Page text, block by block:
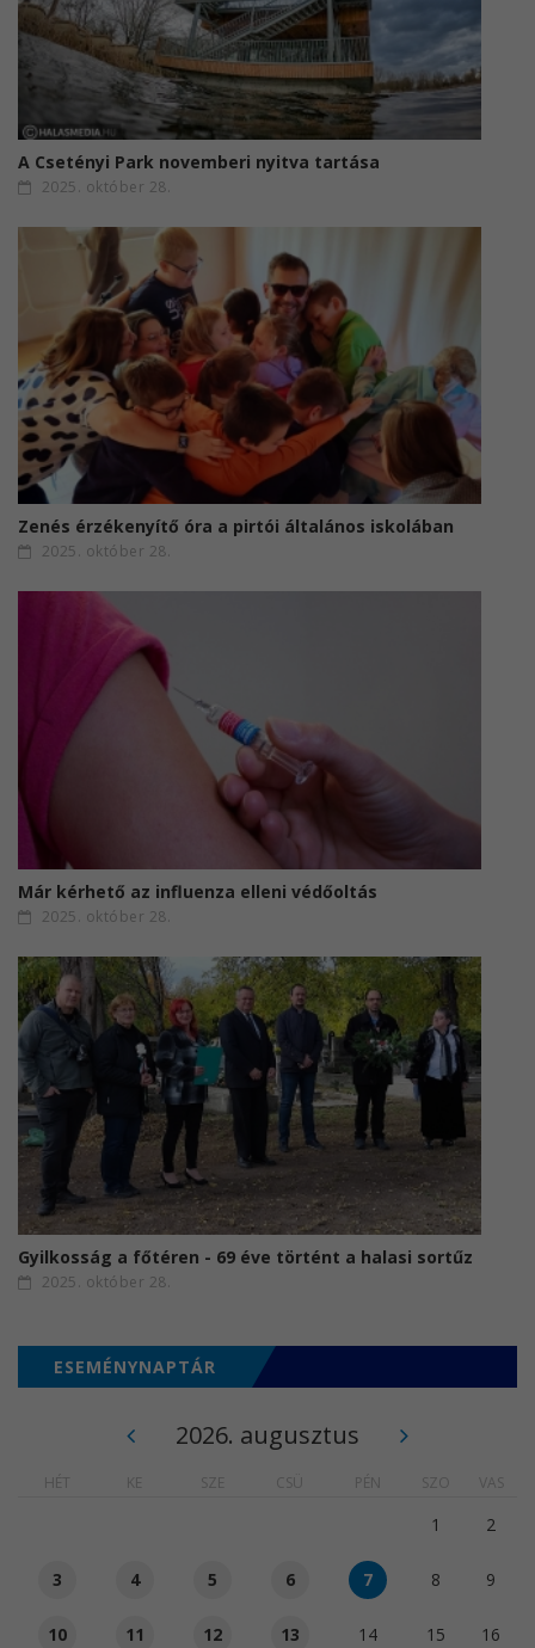
A Csetényi Park novemberi nyitva tartása
2025. október 28.
Zenés érzékenyítő óra a pirtói általános iskolában
2025. október 28.
Már kérhető az influenza elleni védőoltás
2025. október 28.
Gyilkosság a főtéren - 69 éve történt a halasi sortűz
2025. október 28.
ESEMÉNYNAPTÁR
2026. augusztus
HÉT KE SZE CSÜ PÉN SZO VAS
1 2
3 4 5 6 7 8 9
10 11 12 13 14 15 16